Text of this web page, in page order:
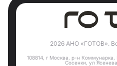
2026 АНО «ГОТОВ».
108814, г Москва, р-н Коммунарка,
Сосенки, ул